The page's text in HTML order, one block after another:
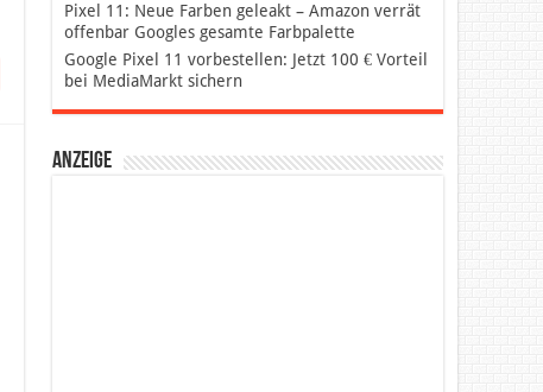
Pixel 11: Neue Farben geleakt – Amazon verrät
offenbar Googles gesamte Farbpalette
Google Pixel 11 vorbestellen: Jetzt 100 € Vorteil
bei MediaMarkt sichern
Anzeige